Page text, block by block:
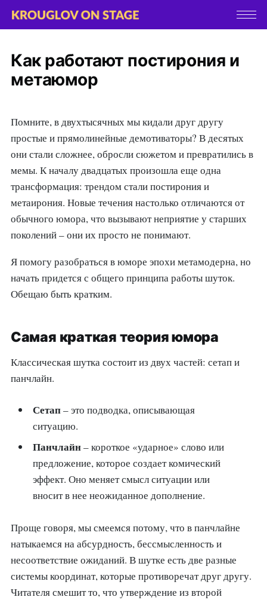
Как работают постирония и
метаюмор
Помните, в двухтысячных мы кидали друг другу
простые и прямолинейные демотиваторы? В десятых
они стали сложнее, обросли сюжетом и превратились в
мемы. К началу двадцатых произошла еще одна
трансформация: трендом стали постирония и
метаирония. Новые течения настолько отличаются от
обычного юмора, что вызывают неприятие у старших
поколений – они их просто не понимают.
Я помогу разобраться в юморе эпохи метамодерна, но
начать придется с общего принципа работы шуток.
Обещаю быть кратким.
Самая краткая теория юмора
Классическая шутка состоит из двух частей: сетап и
панчлайн.
Сетап– это подводка, описывающая
ситуацию.
Панчлайн– короткое «ударное» слово или
предложение, которое создает комический
эффект. Оно меняет смысл ситуации или
вносит в нее неожиданное дополнение.
Проще говоря, мы смеемся потому, что в панчлайне
натыкаемся на абсурдность, бессмысленность и
несоответствие ожиданий. В шутке есть две разные
системы координат, которые противоречат друг другу.
Читателя смешит то, что утверждение из второй